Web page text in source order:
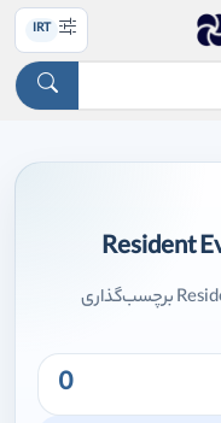
IRT
محصولاتی که با تگ Resident Evil 7 Biohazard برچسب‌گذاری
0